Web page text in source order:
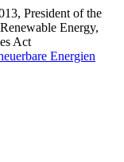
President of the
Energy,
Act